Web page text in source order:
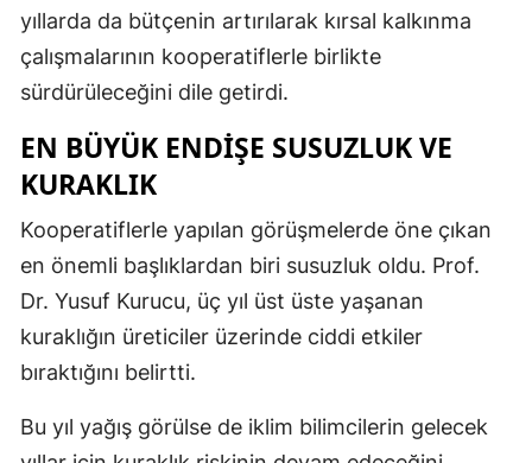
yıllarda da bütçenin artırılarak kırsal kalkınma
çalışmalarının kooperatiflerle birlikte
sürdürüleceğini dile getirdi.
EN BÜYÜK ENDIŞE SUSUZLUK VE
KURAKLIK
Kooperatiflerle yapılan görüşmelerde öne çıkan
en önemli başlıklardan biri susuzluk oldu. Prof.
Dr. Yusuf Kurucu, üç yıl üst üste yaşanan
kuraklığın üreticiler üzerinde ciddi etkiler
bıraktığını belirtti.
Bu yıl yağış görülse de iklim bilimcilerin gelecek